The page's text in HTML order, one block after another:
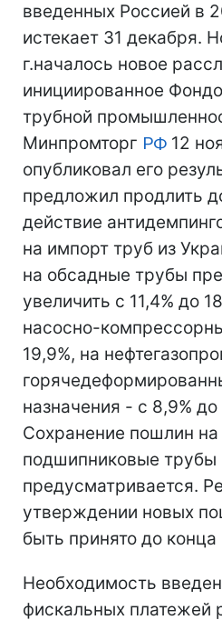
введенных Россией в
истекает 31 декабря.
г.началось новое
инициированное
трубной
Минпромторг РФ 12
опубликовал его
предложил продлить
действие
на импорт труб из
на обсадные трубы
увеличить с 11,4% до
насосно-
19,9%, на
назначения - с 8,9%
Сохранение пошлин на
подшипниковые трубы
предусматривается.
утверждении новых
быть принято до конца
Необходимость
фискальных платежей